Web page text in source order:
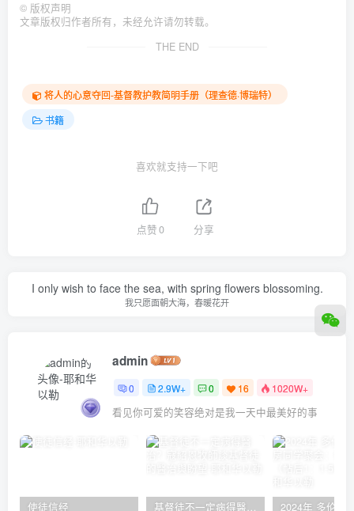
© 版权声明
文章版权归作者所有，未经允许请勿转载。
THE END
将人的心意夺回-基督教护教简明手册（理查德·博瑞特）
书籍
喜欢就支持一下吧
点赞0 分享
I only wish to face the sea, with spring flowers blossoming.
我只愿面朝大海，春暖花开
admin
0 2.9W+ 0 16 1020W+
看见你可爱的笑容绝对是我一天中最美好的事
使徒信经 基督徒不一定病得醫治？寇紹恩牧師談基督徒的醫治與盼望